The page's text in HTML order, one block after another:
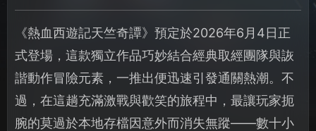
《熱血西遊記天竺奇譚》預定於2026年6月4日正
式登場，這款獨立作品巧妙結合經典取經團隊與詼
諧動作冒險元素，一推出便迅速引發通關熱潮。不
過，在這趟充滿激戰與歡笑的旅程中，最讓玩家扼
腕的莫過於本地存檔因意外而消失無蹤——數十小